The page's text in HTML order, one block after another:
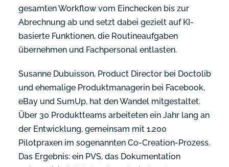
gesamten Workflow vom Einchecken bis zur
Abrechnung ab und setzt dabei gezielt auf KI-
basierte Funktionen, die Routineaufgaben
übernehmen und Fachpersonal entlasten.
Susanne Dubuisson, Product Director bei Doctolib
und ehemalige Produktmanagerin bei Facebook,
eBay und SumUp, hat den Wandel mitgestaltet.
Über 30 Produktteams arbeiteten ein Jahr lang an
der Entwicklung, gemeinsam mit 1.200
Pilotpraxen im sogenannten Co-Creation-Prozess.
Das Ergebnis: ein PVS, das Dokumentation